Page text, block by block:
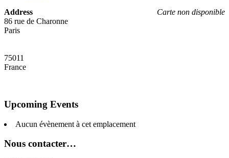
Carte non disponible
Address
86 rue de Charonne
Paris
75011
France
Upcoming Events
Aucun évènement à cet emplacement
Nous contacter…